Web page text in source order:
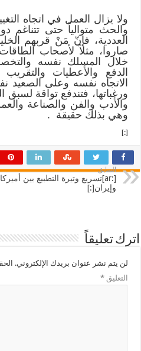
ولا يزال العمل في اتجاه
والحث متوالياً حتى تتناغم
العددية، فإنّ مَنْ قربهم
صاروا، مثلاً لأصحاب
خلال المسلك نفسه
الدفع والأعطيات
الاتجاه نفسه وعلى الصعيد
ورغباتها، فتندفع تواقة
والأدب والفن والصناعة
وهي بذلك حقيقة .
[:]
السابق
[:ar]تسريع وتيرة التطبيع بين أميركا
وإيران[:]
اترك تعليقاً
لن يتم نشر عنوان بريدك الإلكتروني.
التعليق*